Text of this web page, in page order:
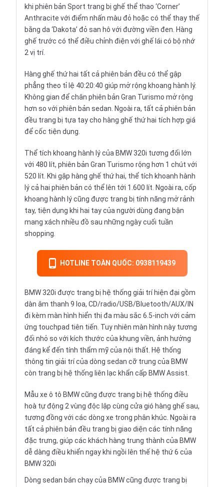
khi phiên bản Sport trang bị ghế thể thao ‘Corner’
Anthracite với điểm nhấn màu đỏ hoặc có thể thay thế
bằng da ‘Dakota’ đỏ san hô với đường viền đen. Hàng
ghế trước có thể điều chỉnh điện với ghế lái có bộ nhớ
2 vị trí.
Hàng ghế thứ hai tất cả phiên bản đều có thể gập
phẳng theo tỉ lệ 40:20:40 giúp mở rộng khoang hành lý.
Không gian để chân phiên bản Gran Turismo mở rộng
hơn so với phiên bản sedan. Ngoài ra, tất cả phiên bản
đều trang bị tựa tay cho hàng ghế thứ hai tích hợp giá
để cốc tiện dụng.
Thể tích khoang hành lý của BMW 320i tương đối lớn
với 480 lít, phiên bản Gran Turismo rộng hơn 1 chút với
520 lít. Khi gập hàng ghế thứ hai, thể tích khoanh hành
lý cả hai phiên bản có thể lên tới 1.600 lít. Ngoài ra, cốp
khoang hành lý cũng được trang bị tính năng mở rảnh
tay, tiện dụng khi hai tay của người dùng đang bận
mang xách nhiều đồ sau những ngày cuối tuần
shopping.
HOTLINE TOÀN QUỐC: 0938119439
BMW 320i được trang bị hệ thống giải trí hiện đại gồm
dàn âm thanh 9 loa, CD/radio/USB/Bluetooth/AUX/IN
đi kèm màn hình hiển thị đa màu sắc 6.5-inch với cảm
ứng touchpad tiên tiến. Tuy nhiên màn hình này tương
đối nhỏ so với kích thước của khung viền, ảnh hưởng
đáng kể đến tính thẩm mỹ của nội thất. Hệ thống
thông tin giải trí của dòng sedan cỡ trung của BMW
còn trang bị hệ thống liên lạc khẩn cấp BMW Assist.
Mẫu xe ô tô BMW cũng được trang bị hệ thống điều
hoà tự động 2 vùng độc lập cùng cửa gió hàng ghế sau,
tương đồng với các dòng xe trong phân khúc. Ngoài ra
tất cả phiên bản đều trang bị giao diện các tính năng
đặc trưng, giúp các khách hàng trung thành của BMW
dễ dàng điều khiển ngay khi ngồi lên thế hệ thứ 6 của
BMW 320i
Dòng sedan bán chạy của BMW cũng được trang bị